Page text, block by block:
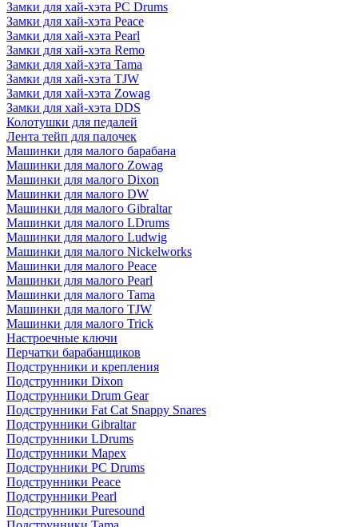
Замки для хай-хэта PC Drums
Замки для хай-хэта Peace
Замки для хай-хэта Pearl
Замки для хай-хэта Remo
Замки для хай-хэта Tama
Замки для хай-хэта TJW
Замки для хай-хэта Zowag
Замки для хай-хэта DDS
Колотушки для педалей
Лента тейп для палочек
Машинки для малого барабана
Машинки для малого Zowag
Машинки для малого Dixon
Машинки для малого DW
Машинки для малого Gibraltar
Машинки для малого LDrums
Машинки для малого Ludwig
Машинки для малого Nickelworks
Машинки для малого Peace
Машинки для малого Pearl
Машинки для малого Tama
Машинки для малого TJW
Машинки для малого Trick
Настроечные ключи
Перчатки барабанщиков
Подструнники и крепления
Подструнники Dixon
Подструнники Drum Gear
Подструнники Fat Cat Snappy Snares
Подструнники Gibraltar
Подструнники LDrums
Подструнники Mapex
Подструнники PC Drums
Подструнники Peace
Подструнники Pearl
Подструнники Puresound